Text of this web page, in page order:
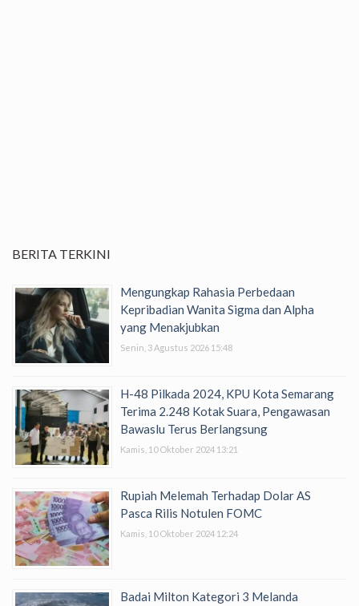
BERITA TERKINI
Mengungkap Rahasia Perbedaan
Kepribadian Wanita Sigma dan Alpha
yang Menakjubkan
Senin, 3 Agustus 2026 15:48
H-48 Pilkada 2024, KPU Kota Semarang
Terima 2.248 Kotak Suara, Pengawasan
Bawaslu Terus Berlangsung
Kamis, 10 Oktober 2024 13:21
Rupiah Melemah Terhadap Dolar AS
Pasca Rilis Notulen FOMC
Kamis, 10 Oktober 2024 12:24
Badai Milton Kategori 3 Melanda